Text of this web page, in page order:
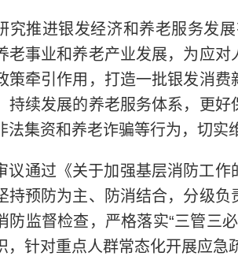
究推进银发经济和养老服务发
老事业和养老产业发展，为应
策牵引作用，打造一批银发消
持续发展的养老服务体系，更
法集资和养老诈骗等行为，切实
议通过《关于加强基层消防工
持预防为主、防消结合，分级
防监督检查，严格落实“三管三
，针对重点人群常态化开展应